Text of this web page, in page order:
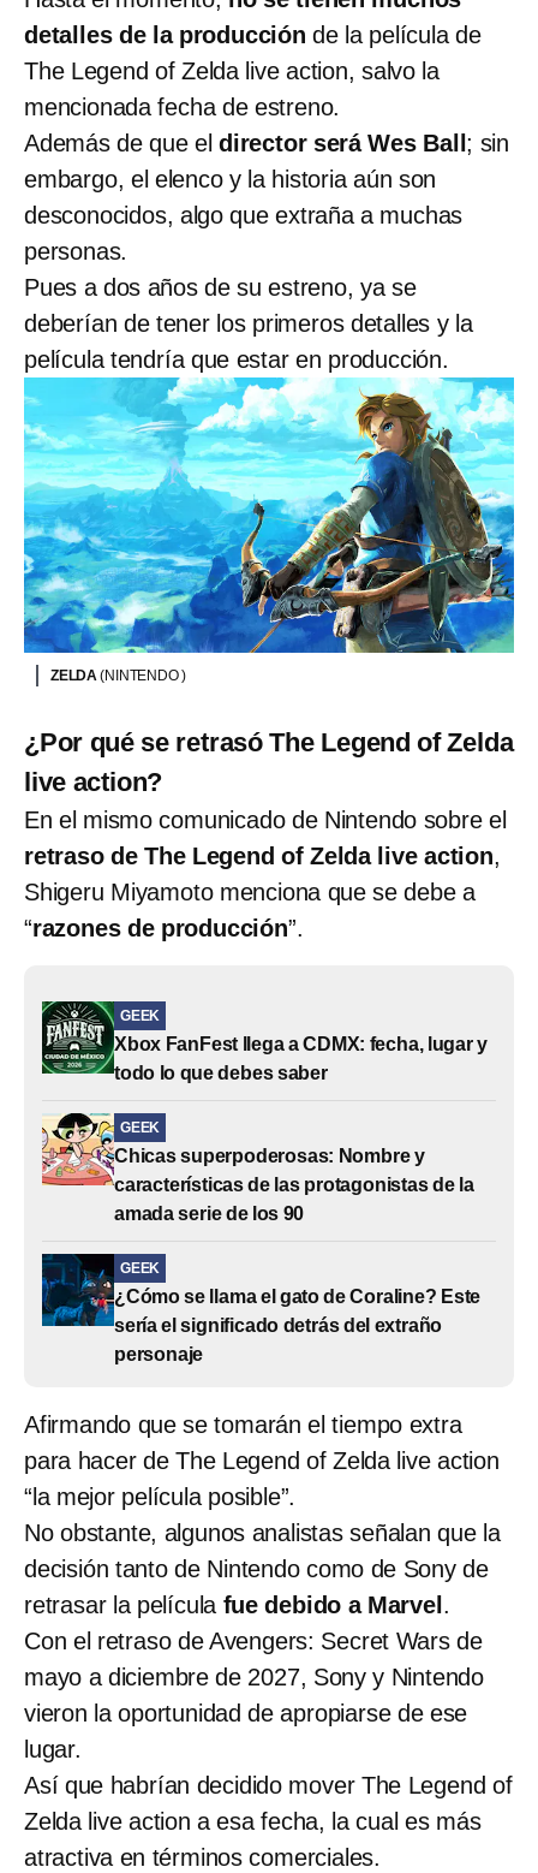
detalles de la producción de la película de
The Legend of Zelda live action, salvo la
mencionada fecha de estreno.
Además de que el director será Wes Ball; sin
embargo, el elenco y la historia aún son
desconocidos, algo que extraña a muchas
personas.
Pues a dos años de su estreno, ya se
deberían de tener los primeros detalles y la
película tendría que estar en producción.
ZELDA(NINTENDO )
¿Por qué se retrasó The Legend of Zelda
live action?
En el mismo comunicado de Nintendo sobre el
retraso de The Legend of Zelda live action,
Shigeru Miyamoto menciona que se debe a
“razones de producción”.
GEEK
Xbox FanFest llega a CDMX: fecha, lugar y
todo lo que debes saber
GEEK
Chicas superpoderosas: Nombre y
características de las protagonistas de la
amada serie de los 90
GEEK
¿Cómo se llama el gato de Coraline? Este
sería el significado detrás del extraño
personaje
Afirmando que se tomarán el tiempo extra
para hacer de The Legend of Zelda live action
“la mejor película posible”.
No obstante, algunos analistas señalan que la
decisión tanto de Nintendo como de Sony de
retrasar la película fue debido a Marvel .
Con el retraso de Avengers: Secret Wars de
mayo a diciembre de 2027, Sony y Nintendo
vieron la oportunidad de apropiarse de ese
lugar.
Así que habrían decidido mover The Legend of
Zelda live action a esa fecha, la cual es más
atractiva en términos comerciales.